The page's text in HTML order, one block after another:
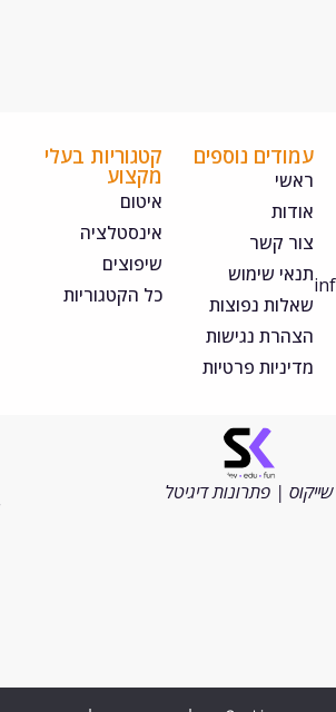
נוספים
קשר
שימוש
נפוצות
נגישות
פרטיות
קטגוריות בעלי
אינסטלציה
שיפוצים
כל הקטגוריות
| פתרונות דיגיטל
שמורות